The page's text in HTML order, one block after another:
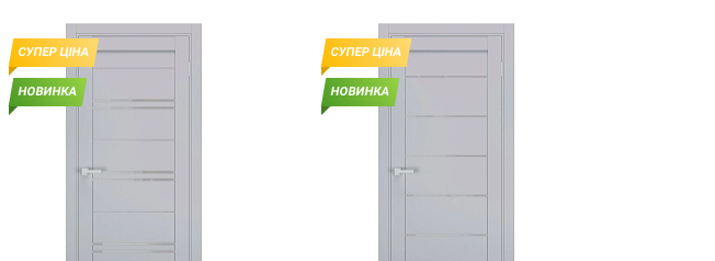
СУПЕР ЦІНА
НОВИНКА
СУПЕР ЦІНА
НОВИНКА